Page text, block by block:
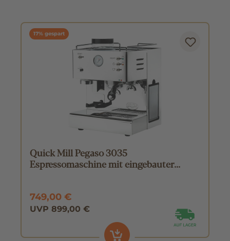
17% gespart
Quick Mill Pegaso 3035
Espressomaschine mit eingebauter
749,00 €
UVP 899,00 €